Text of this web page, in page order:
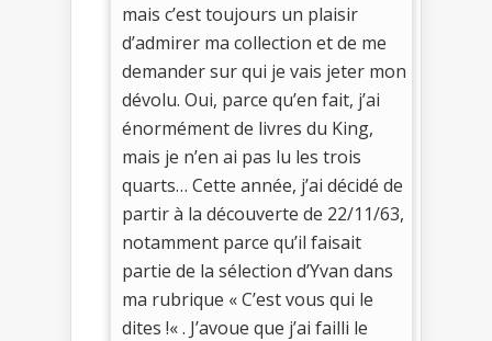
mais c’est toujours un plaisir
d’admirer ma collection et de me
demander sur qui je vais jeter mon
dévolu. Oui, parce qu’en fait, j’ai
énormément de livres du King,
mais je n’en ai pas lu les trois
quarts… Cette année, j’ai décidé de
partir à la découverte de 22/11/63,
notamment parce qu’il faisait
partie de la sélection d’Yvan dans
ma rubrique « C’est vous qui le
dites !« . J’avoue que j’ai failli le